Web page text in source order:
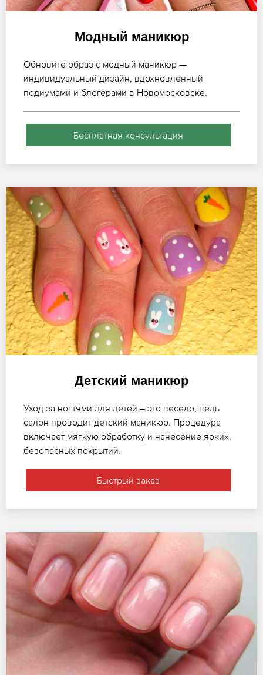
Модный маникюр
Обновите образ с модный маникюр —
индивидуальный дизайн, вдохновленный
подиумами и блогерами в Новомосковске.
Бесплатная консультация
Детский маникюр
Уход за ногтями для детей – это весело, ведь
салон проводит детский маникюр. Процедура
включает мягкую обработку и нанесение ярких,
безопасных покрытий.
Быстрый заказ